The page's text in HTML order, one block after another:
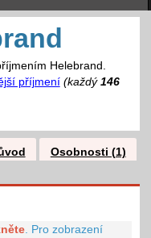
Helebrand.
příjmení (každý 146
Osobnosti (1)
Pro zobrazení